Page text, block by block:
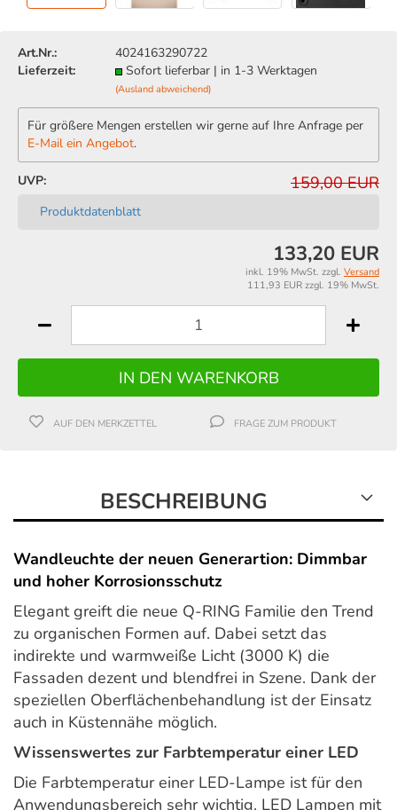
Art.Nr.:
4024163290722
Lieferzeit:
Sofort lieferbar | in 1-3 Werktagen
(Ausland abweichend)
Für größere Mengen erstellen wir gerne auf Ihre Anfrage per
E-Mail ein Angebot.
UVP: 159,00 EUR
Produktdatenblatt
133,20 EUR
inkl. 19% MwSt. zzgl. Versand
111,93 EUR zzgl. 19% MwSt.
AUF DEN MERKZETTEL FRAGE ZUM PRODUKT
BESCHREIBUNG
Wandleuchte der neuen Generartion: Dimmbar
und hoher Korrosionsschutz
Elegant greift die neue Q-RING Familie den Trend
zu organischen Formen auf. Dabei setzt das
indirekte und warmweiße Licht (3000 K) die
Fassaden dezent und blendfrei in Szene. Dank der
speziellen Oberflächenbehandlung ist der Einsatz
auch in Küstennähe möglich.
Wissenswertes zur Farbtemperatur einer LED
Die Farbtemperatur einer LED-Lampe ist für den
Anwendungsbereich sehr wichtig. LED Lampen mit